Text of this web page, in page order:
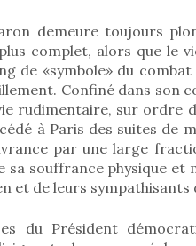
demeure toujours
complet, alors que le
de «symbole» du combat
Confiné dans son
rudimentaire, sur ordre
à Paris des suites de
par une large
souffrance physique et
et de leurs sympathisants
du Président